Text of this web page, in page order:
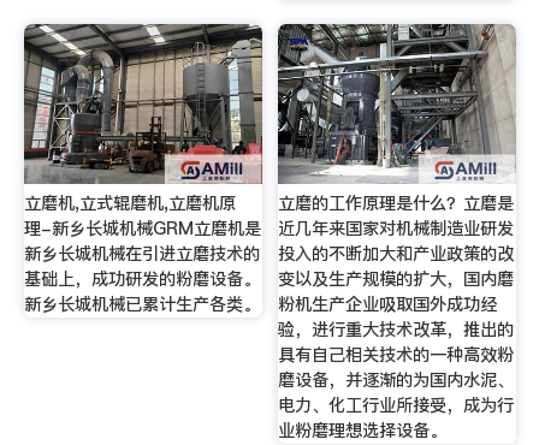
立磨机,立式辊磨机,立磨机原
理-新乡长城机械GRM立磨机是
新乡长城机械在引进立磨技术的
基础上，成功研发的粉磨设备。
新乡长城机械已累计生产各类。
立磨的工作原理是什么？立磨是
近几年来国家对机械制造业研发
投入的不断加大和产业政策的改
变以及生产规模的扩大，国内磨
粉机生产企业吸取国外成功经
验，进行重大技术改革，推出的
具有自己相关技术的一种高效粉
磨设备，并逐渐的为国内水泥、
电力、化工行业所接受，成为行
业粉磨理想选择设备。